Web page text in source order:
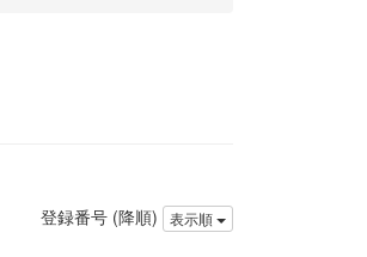
登録番号 (降順) 表示順